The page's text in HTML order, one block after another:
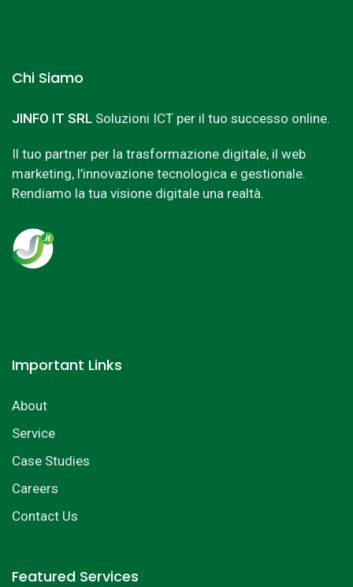
Chi Siamo
JINFO IT SRL Soluzioni ICT per il tuo successo online.
Il tuo partner per la trasformazione digitale, il web
marketing, l’innovazione tecnologica e gestionale.
Rendiamo la tua visione digitale una realtà.
Important Links
About
Service
Case Studies
Careers
Contact Us
Featured Services